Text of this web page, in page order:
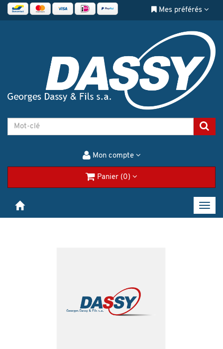
Mes préférés
Mon compte
Panier (0)